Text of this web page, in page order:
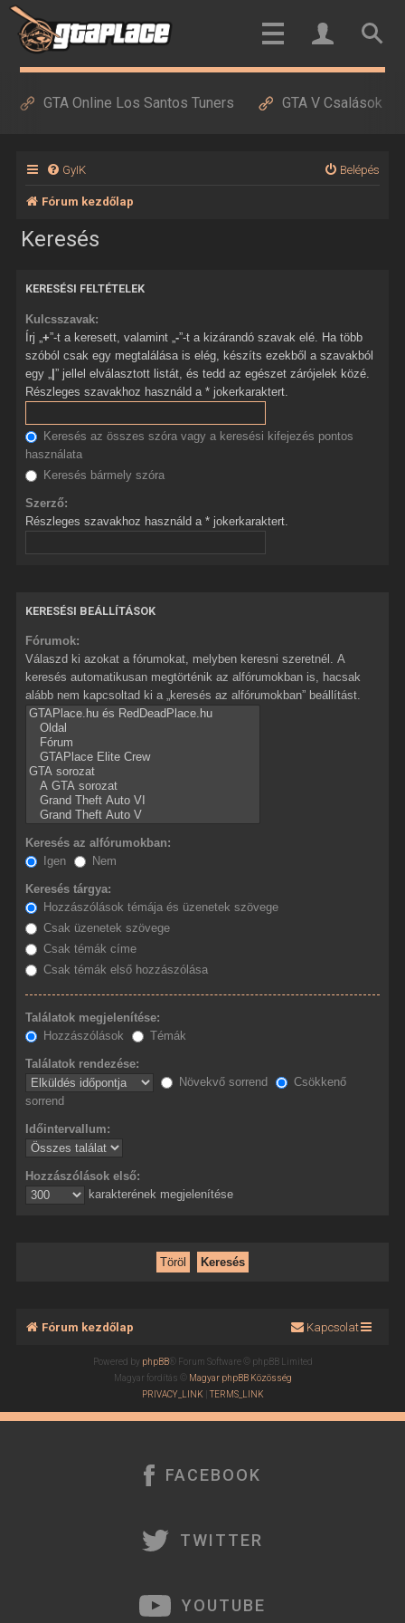
GTA Online Los Santos Tuners GTA V Csalások
GyIK Belépés
Fórum kezdőlap
Keresés
KERESÉSI FELTÉTELEK
Kulcsszavak:
Írj „ +”-t a keresett, valamint „ -”-t a kizárandó szavak elé. Ha több
szóból csak egy megtalálása is elég, készíts ezekből a szavakból
egy „ |” jellel elválasztott listát, és tedd az egészet zárójelek közé.
Részleges szavakhoz használd a * jokerkaraktert.
Keresés az összes szóra vagy a keresési kifejezés pontos
használata
Keresés bármely szóra
Szerző:
Részleges szavakhoz használd a * jokerkaraktert.
KERESÉSI BEÁLLÍTÁSOK
Fórumok:
Válaszd ki azokat a fórumokat, melyben keresni szeretnél. A
keresés automatikusan megtörténik az alfórumokban is, hacsak
alább nem kapcsoltad ki a „keresés az alfórumokban” beállítást.
Keresés az alfórumokban:
Igen
Nem
Keresés tárgya:
Hozzászólások témája és üzenetek szövege
Csak üzenetek szövege
Csak témák címe
Csak témák első hozzászólása
Találatok megjelenítése:
Hozzászólások
Témák
Találatok rendezése:
Növekvő sorrend
Csökkenő
sorrend
Időintervallum:
Hozzászólások első:
karakterének megjelenítése
Fórum kezdőlap Kapcsolat
Powered by phpBB® Forum Software © phpBB Limited
Magyar fordítás © Magyar phpBB Közösség
PRIVACY_LINK|TERMS_LINK
FACEBOOK
TWITTER
YOUTUBE